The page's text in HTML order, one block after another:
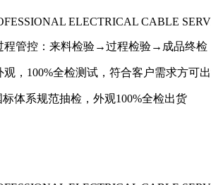
ELECTRICAL CABLE
程管控：来料检验→过程检验→成品终检
，100%全检测试，符合客户需求方可
标体系规范抽检，外观100%全检出货